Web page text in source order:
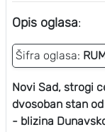
Opis oglasa:
Šifra oglasa:
Novi Sad, strogi
dvosoban stan
- blizina